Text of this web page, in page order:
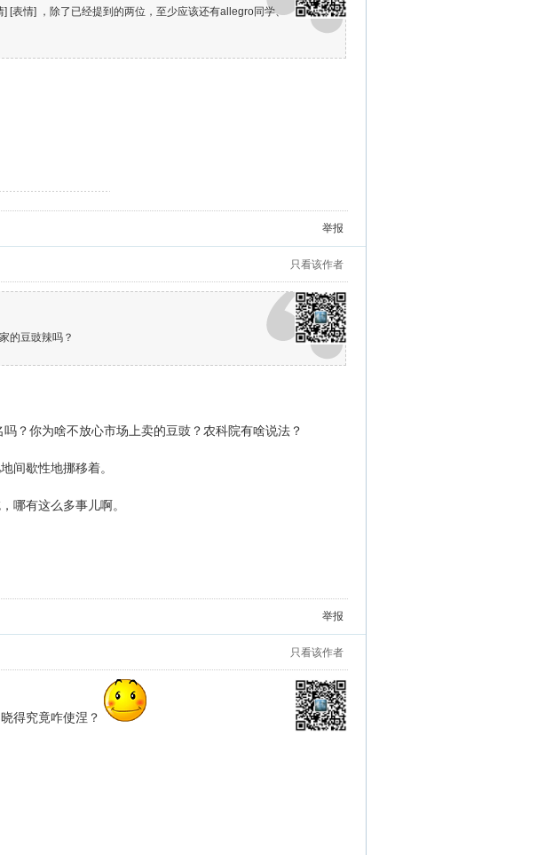
表情] ，除了已经提到的两位，至少应该还有allegro同学、
举报
只看该作者
的豆豉辣吗？
？你为啥不放心市场上卖的豆豉？农科院有啥说法？
间歇性地挪移着。
哪有这么多事儿啊。
举报
只看该作者
得究竟咋使涅？